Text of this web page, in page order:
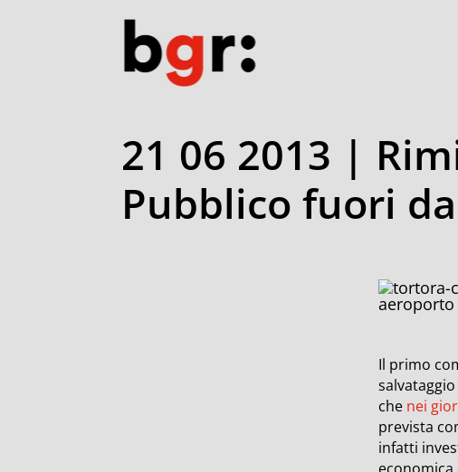
21 06 2013 |
Pubblico fuori
aeroporto
Il primo
che nei
prevista
infatti